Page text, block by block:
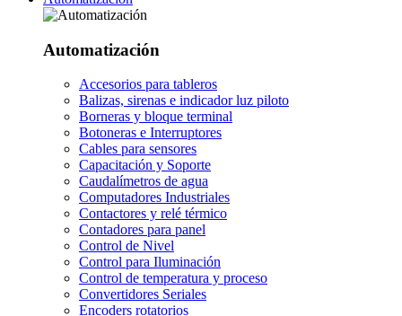
Automatización
Accesorios para tableros
Balizas, sirenas e indicador luz piloto
Borneras y bloque terminal
Botoneras e Interruptores
Cables para sensores
Capacitación y Soporte
Caudalímetros de agua
Computadores Industriales
Contactores y relé térmico
Contadores para panel
Control de Nivel
Control para Iluminación
Control de temperatura y proceso
Convertidores Seriales
Encoders rotatorios